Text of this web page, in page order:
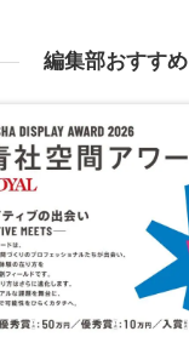
編集部おすすめ